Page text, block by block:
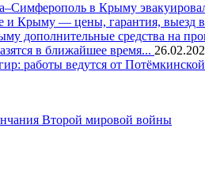
в Крыму
и Крыму — цены, гарантия, выезд
дополнительные средства на
в ближайшее время...
работы ведутся от
Второй мировой войны